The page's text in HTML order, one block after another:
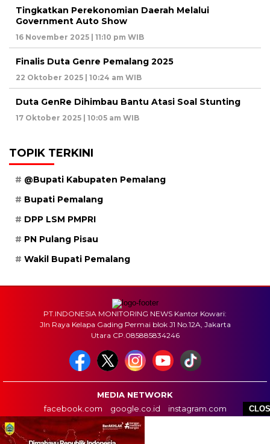
Tingkatkan Perekonomian Daerah Melalui
Government Auto Show
16 November 2025 | 11:10 pm WIB
Finalis Duta Genre Pemalang 2025
22 Oktober 2025 | 10:24 am WIB
Duta GenRe Dihimbau Bantu Atasi Soal Stunting
17 Oktober 2025 | 10:05 am WIB
TOPIK TERKINI
@Bupati Kabupaten Pemalang
Bupati Pemalang
DPP LSM PMPRI
PN Pulang Pisau
Wakil Bupati Pemalang
PT.INDONESIA MONITORING NEWS Kantor Kowari:
Jln Raya Kelapa Gading Permai blok J1 No.12A, Jakarta
Utara CP.085885834246
MEDIA NETWORK
facebook.com
google.co.id
instagram.com
web.whatsapp.com